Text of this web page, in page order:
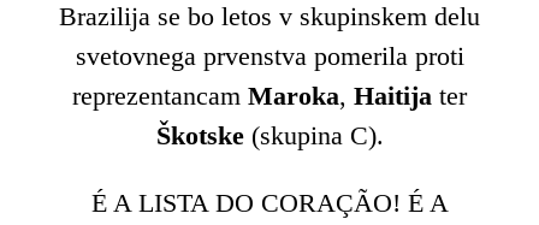
Brazilija se bo letos v skupinskem delu
svetovnega prvenstva pomerila proti
reprezentancam Maroka, Haitija ter
Škotske(skupina C).
É A LISTA DO CORAÇÃO! É A